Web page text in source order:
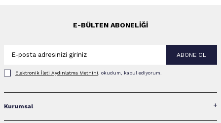
E-BÜLTEN ABONELIĞI
ABONE OL
Elektronik İleti Aydınlatma Metni‌ni , okudum, kabul ediyorum.
Kurumsal